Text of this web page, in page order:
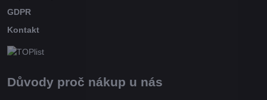
GDPR
Kontakt
Důvody proč nákup u nás